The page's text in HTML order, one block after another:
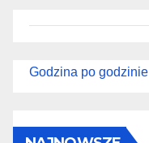
Godzina po godzinie